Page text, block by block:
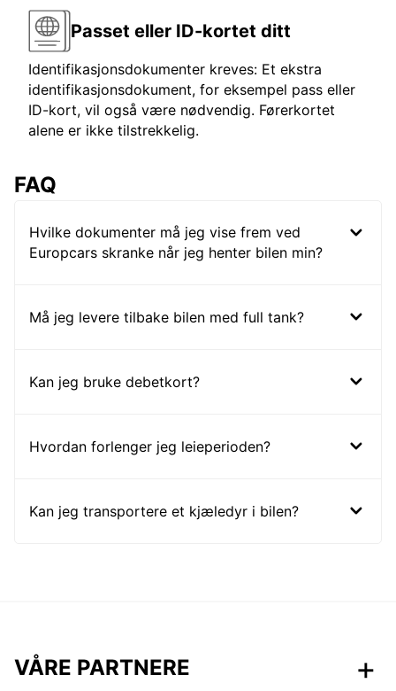
Passet eller ID-kortet ditt
Identifikasjonsdokumenter kreves: Et ekstra
identifikasjonsdokument, for eksempel pass eller
ID-kort, vil også være nødvendig. Førerkortet
alene er ikke tilstrekkelig.
FAQ
Hvilke dokumenter må jeg vise frem ved
Europcars skranke når jeg henter bilen min?
Må jeg levere tilbake bilen med full tank?
Kan jeg bruke debetkort?
Hvordan forlenger jeg leieperioden?
Kan jeg transportere et kjæledyr i bilen?
VÅRE PARTNERE